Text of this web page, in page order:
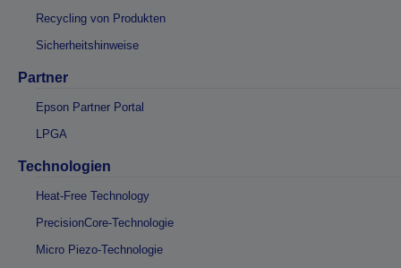
Recycling von Produkten
Sicherheitshinweise
Partner
Epson Partner Portal
LPGA
Technologien
Heat-Free Technology
PrecisionCore-Technologie
Micro Piezo-Technologie